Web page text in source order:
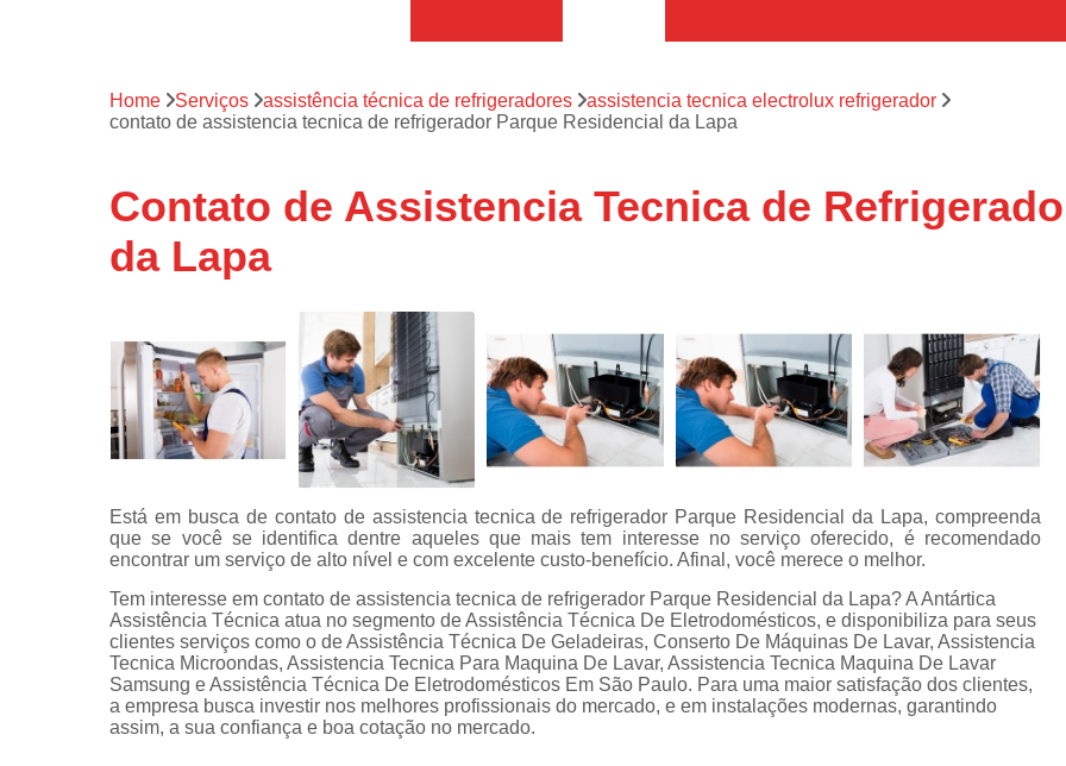
refrigeradores
técnica de
secadoras
fogão
máquinas de
lavar
Consertos de
adega
Consertos de
expositoras
Instalação de
Instalação de
máquinas de
lavar roupa
Instalações de
lava e seca
Assistencia Tecnica
Assistencia Tecnica Ar
Assistencia Tecnica
Assistencia Tecnica de
Assistencia Tecnica
Assistencia Tecnica para Ar Condicionado
Assistencia Tecnica de Geladeira Electrolux
Assistencia Tecnica Geladeira
Assistencia Tecnica Resfriar Geladeira
Electrolux Geladeira Assistencia
Geladeira Electrolux Assistencia
Assistencia Tecnica de Refrigerador Electrolux
Assistencia Tecnica Refrigerador
Assistencia Tecnica
Home Serviços assistência técnica de refrigeradores
assistencia tecnica electrolux refrigerador
contato de assistencia tecnica de refrigerador Parque Residencial da Lapa
Contato de Assistencia Tecnica de
da Lapa
Está em busca de contato de assistencia tecnica de refrigerador Parque Residencial da Lapa, compreenda
que se você se identifica dentre aqueles que mais tem interesse no serviço oferecido, é recomendado
encontrar um serviço de alto nível e com excelente custo-benefício. Afinal, você merece o melhor.
Tem interesse em contato de assistencia tecnica de refrigerador Parque Residencial da Lapa? A Antártica
Assistência Técnica atua no segmento de Assistência Técnica De Eletrodomésticos, e disponibiliza para seus
clientes serviços como o de Assistência Técnica De Geladeiras, Conserto De Máquinas De Lavar, Assistencia
Tecnica Microondas, Assistencia Tecnica Para Maquina De Lavar, Assistencia Tecnica Maquina De Lavar
Samsung e Assistência Técnica De Eletrodomésticos Em São Paulo. Para uma maior satisfação dos clientes,
a empresa busca investir nos melhores profissionais do mercado, e em instalações modernas, garantindo
assim, a sua confiança e boa cotação no mercado.